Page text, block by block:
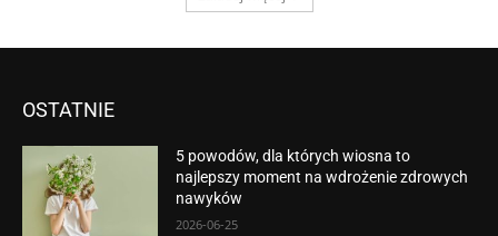
OSTATNIE
5 powodów, dla których wiosna to
najlepszy moment na wdrożenie zdrowych
nawyków
2026-06-25